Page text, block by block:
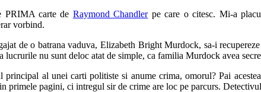
PRIMA carte de Raymond Chandlerpe care o citesc. Mi-a
vorbind.
de o batrana vaduva, Elizabeth Bright Murdock, sa-i
lucrurile nu sunt deloc atat de simple, ca familia Murdock avea
principal al unei carti politiste si anume crima, omorul? Pai
primele pagini, ci intregul sir de crime are loc pe parcurs.